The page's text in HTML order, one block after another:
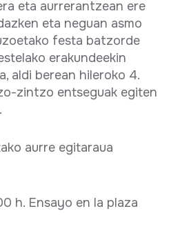
eta aurrerantzean ere
eta neguan asmo
festa batzorde
erakundeekin
aldi berean hileroko 4.
zintzo entseguak egiten
aurre egitaraua
h. Ensayo en la plaza